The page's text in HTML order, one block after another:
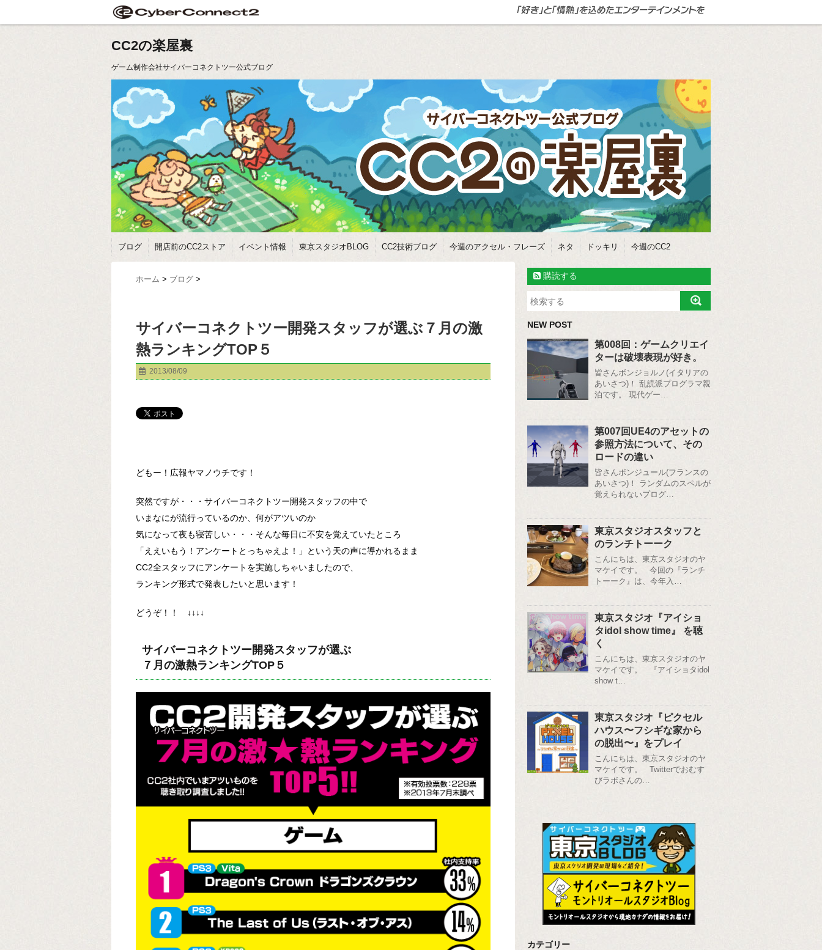
CC2の楽屋裏
ゲーム制作会社サイバーコネクトツー公式ブログ
ブログ 開店前のCC2ストア イベント情報 東京スタジオBLOG CC2技術ブログ 今週のアクセル・フレーズ ネタ ドッキリ 今週のCC2
ホーム > ブログ >
サイバーコネクトツー開発スタッフが選ぶ７月の激
熱ランキングTOP５
2013/08/09
どもー！広報ヤマノウチです！
突然ですが・・・サイバーコネクトツー開発スタッフの中で
いまなにが流行っているのか、何がアツいのか
気になって夜も寝苦しい・・・そんな毎日に不安を覚えていたところ
「ええいもう！アンケートとっちゃえよ！」という天の声に導かれるまま
CC2全スタッフにアンケートを実施しちゃいましたので、
ランキング形式で発表したいと思います！
どうぞ！！ ↓↓↓↓
サイバーコネクトツー開発スタッフが選ぶ
７月の激熱ランキングTOP５
購読する
NEW POST
第008回：ゲームクリエイ
ターは破壊表現が好き。
皆さんボンジョルノ(イタリアの
あいさつ)！ 乱読派プログラマ親
泊です。 現代ゲー…
第007回UE4のアセットの
参照方法について、その
ロードの違い
皆さんボンジュール(フランスの
あいさつ)！ ランダムのスペルが
覚えられないプログ…
東京スタジオスタッフと
のランチトーーク
こんにちは、東京スタジオのヤ
マケイです。 今回の『ランチ
トーーク』は、今年入…
東京スタジオ『アイショ
タidol show time』 を聴
く
こんにちは、東京スタジオのヤ
マケイです。 『アイショタidol
show t…
東京スタジオ『ピクセル
ハウス〜フシギな家から
の脱出〜』をプレイ
こんにちは、東京スタジオのヤ
マケイです。 Twitterでおむす
びラボさんの…
カテゴリー